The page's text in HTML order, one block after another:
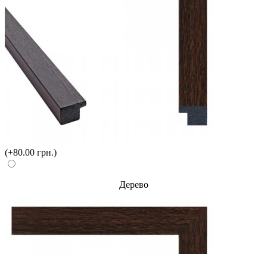
(+80.00 грн.)
Дерево